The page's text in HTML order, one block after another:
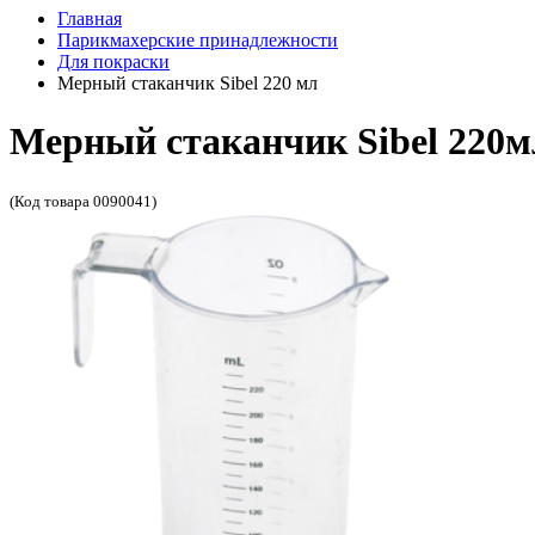
Главная
Парикмахерские принадлежности
Для покраски
Мерный стаканчик Sibel 220 мл
Мерный стаканчик Sibel
(Код товара 0090041)